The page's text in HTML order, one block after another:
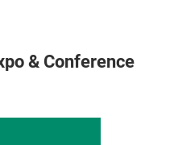
& Conference